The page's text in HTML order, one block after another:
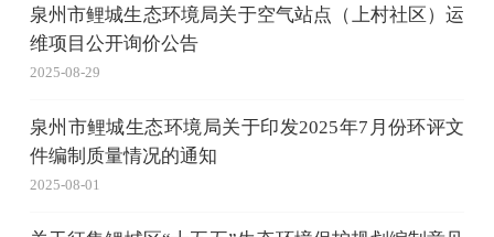
泉州市鲤城生态环境局关于空气站点（上村社区）运
维项目公开询价公告
2025-08-29
泉州市鲤城生态环境局关于印发2025年7月份环评文
件编制质量情况的通知
2025-08-01